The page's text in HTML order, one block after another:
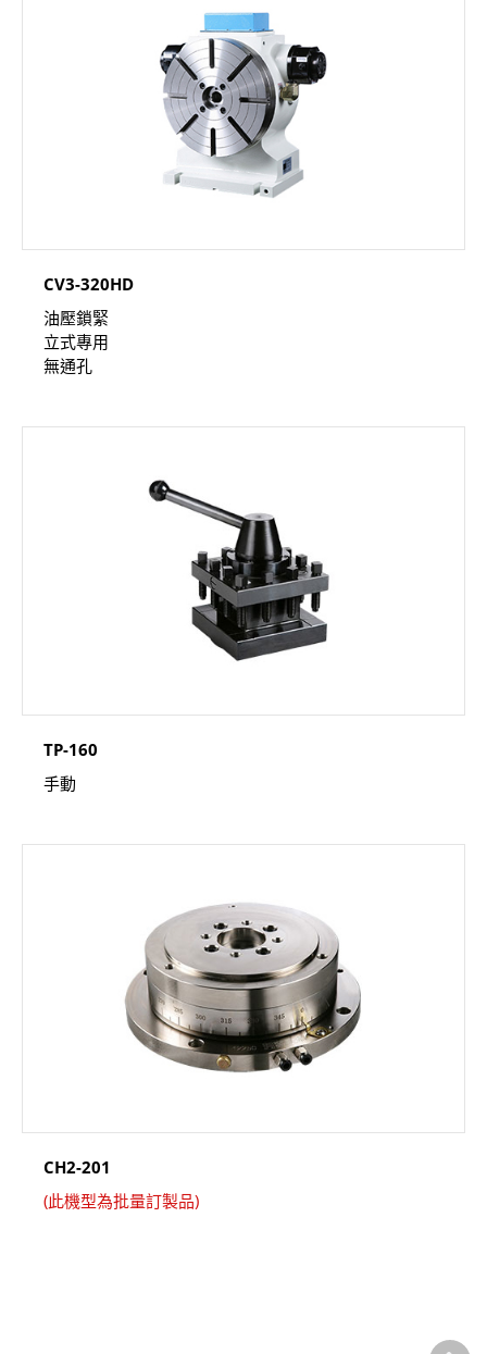
CV3-320HD
油壓鎖緊
立式專用
無通孔
TP-160
手動
CH2-201
(此機型為批量訂製品)